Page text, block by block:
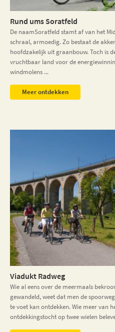
Rund ums Soratfeld
De naamSoratfeld stamt af van het
schraal, armoedig. Zo bestaat de
hoofdzakelijk uit graanbouw. Toch is
vruchtbaar land voor de
windmolens ...
Meer ontdekken
Viadukt Radweg
Wie al eens over de meermaals
gewandeld, weet dat men de
te voet kan ontdekken. Wie meer van
ontdekkingstocht op twee wielen